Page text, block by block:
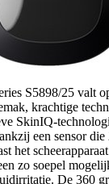
S5898/25 valt
krachtige
SkinIQ-
een sensor
het
zo soepel
De 360